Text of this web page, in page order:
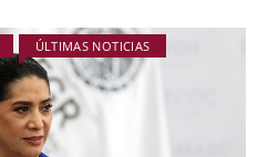
ÚLTIMAS NOTICIAS